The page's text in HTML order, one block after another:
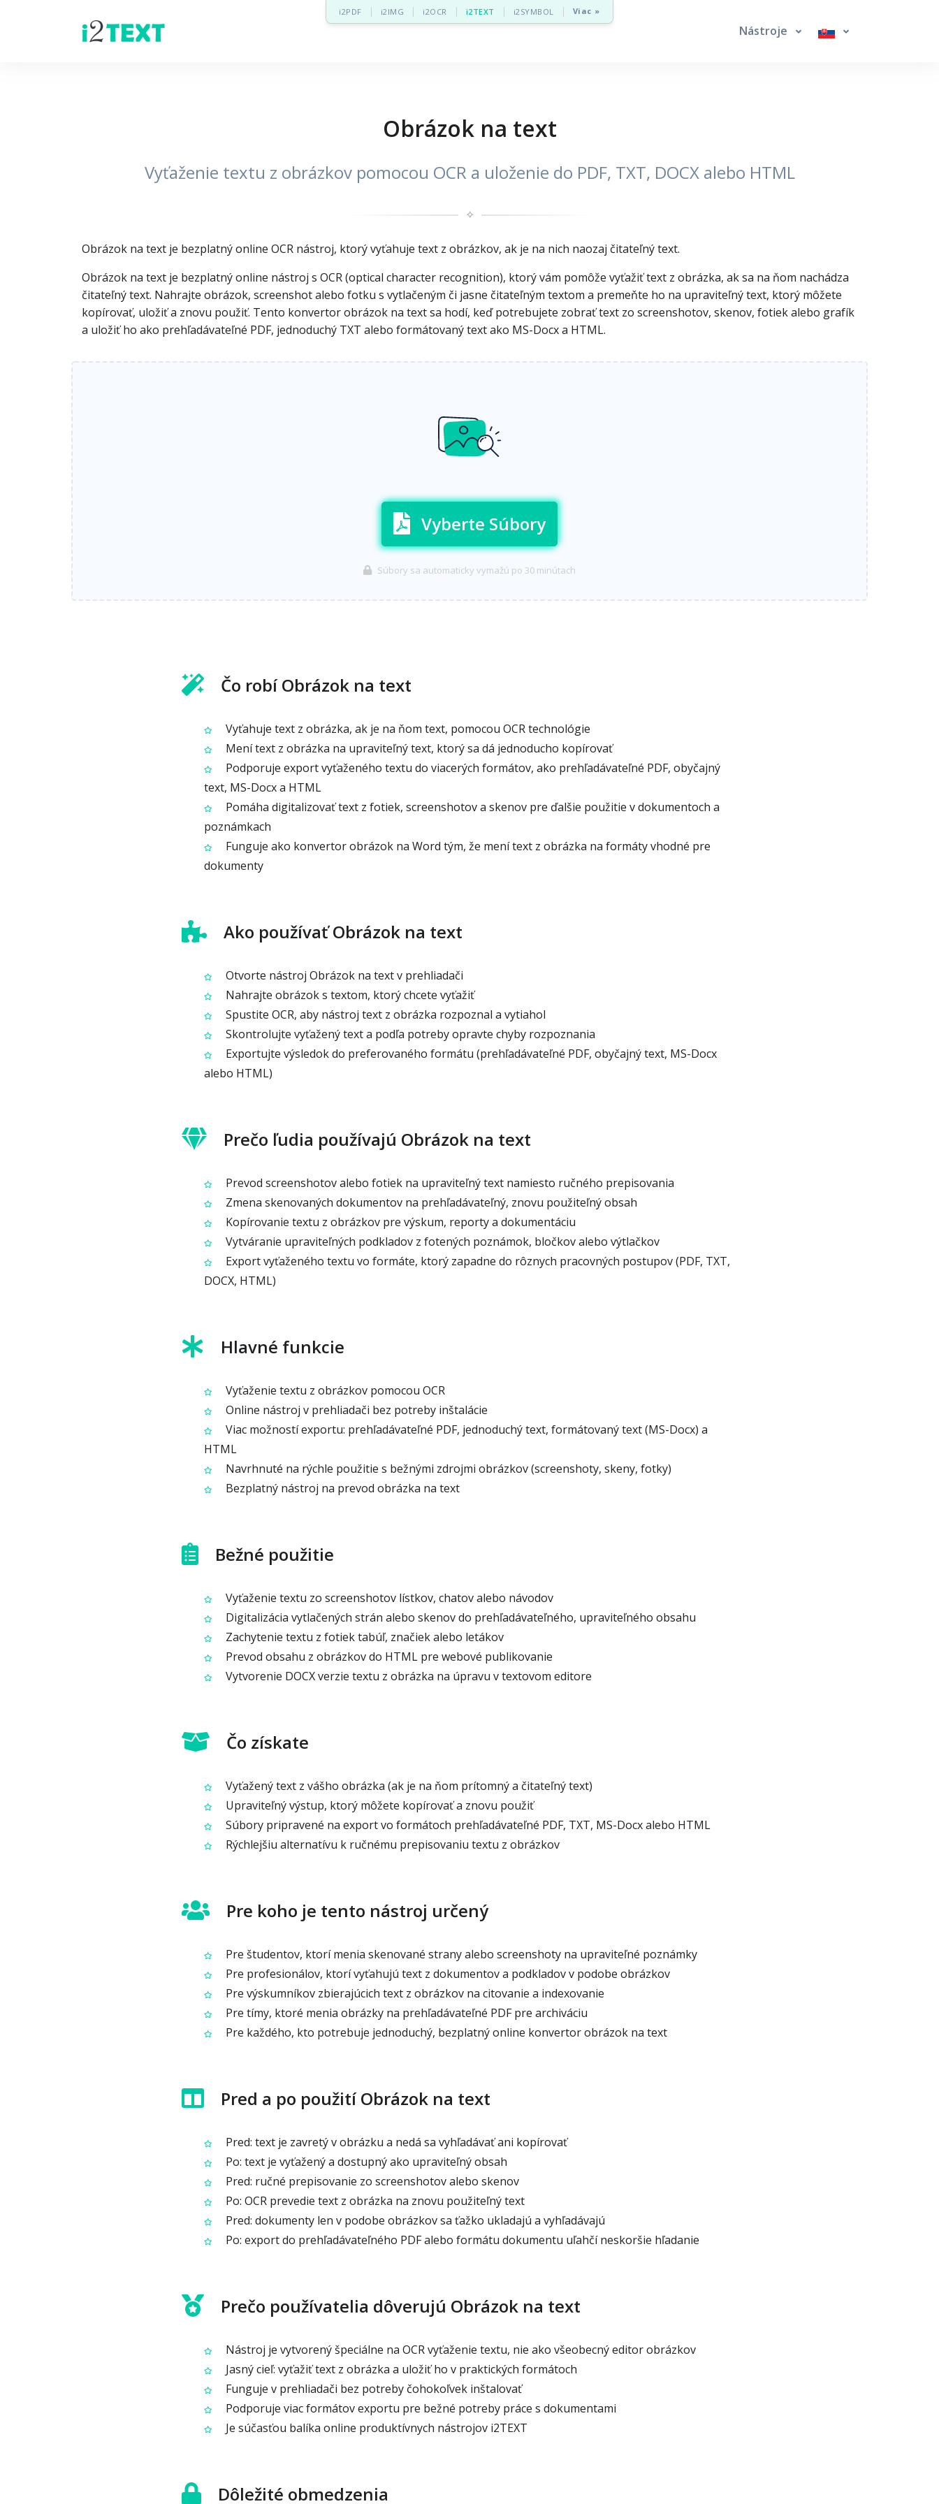
i2PDF i2IMG i2OCR i2TEXT i2SYMBOL Viac »
Nástroje
Obrázok na text
Vyťaženie textu z obrázkov pomocou OCR a uloženie do PDF, TXT, DOCX alebo HTML
✧
Obrázok na text je bezplatný online OCR nástroj, ktorý vyťahuje text z obrázkov, ak je na nich naozaj čitateľný text.
Obrázok na text je bezplatný online nástroj s OCR (optical character recognition), ktorý vám pomôže vyťažiť text z obrázka, ak sa na ňom nachádza
čitateľný text. Nahrajte obrázok, screenshot alebo fotku s vytlačeným či jasne čitateľným textom a premeňte ho na upraviteľný text, ktorý môžete
kopírovať, uložiť a znovu použiť. Tento konvertor obrázok na text sa hodí, keď potrebujete zobrať text zo screenshotov, skenov, fotiek alebo grafík
a uložiť ho ako prehľadávateľné PDF, jednoduchý TXT alebo formátovaný text ako MS-Docx a HTML.
Vyberte Súbory
Súbory sa automaticky vymažú po 30 minútach
Čo robí Obrázok na text
Vyťahuje text z obrázka, ak je na ňom text, pomocou OCR technológie
Mení text z obrázka na upraviteľný text, ktorý sa dá jednoducho kopírovať
Podporuje export vyťaženého textu do viacerých formátov, ako prehľadávateľné PDF, obyčajný
text, MS-Docx a HTML
Pomáha digitalizovať text z fotiek, screenshotov a skenov pre ďalšie použitie v dokumentoch a
poznámkach
Funguje ako konvertor obrázok na Word tým, že mení text z obrázka na formáty vhodné pre
dokumenty
Ako používať Obrázok na text
Otvorte nástroj Obrázok na text v prehliadači
Nahrajte obrázok s textom, ktorý chcete vyťažiť
Spustite OCR, aby nástroj text z obrázka rozpoznal a vytiahol
Skontrolujte vyťažený text a podľa potreby opravte chyby rozpoznania
Exportujte výsledok do preferovaného formátu (prehľadávateľné PDF, obyčajný text, MS-Docx
alebo HTML)
Prečo ľudia používajú Obrázok na text
Prevod screenshotov alebo fotiek na upraviteľný text namiesto ručného prepisovania
Zmena skenovaných dokumentov na prehľadávateľný, znovu použiteľný obsah
Kopírovanie textu z obrázkov pre výskum, reporty a dokumentáciu
Vytváranie upraviteľných podkladov z fotených poznámok, bločkov alebo výtlačkov
Export vyťaženého textu vo formáte, ktorý zapadne do rôznych pracovných postupov (PDF, TXT,
DOCX, HTML)
Hlavné funkcie
Vyťaženie textu z obrázkov pomocou OCR
Online nástroj v prehliadači bez potreby inštalácie
Viac možností exportu: prehľadávateľné PDF, jednoduchý text, formátovaný text (MS-Docx) a
HTML
Navrhnuté na rýchle použitie s bežnými zdrojmi obrázkov (screenshoty, skeny, fotky)
Bezplatný nástroj na prevod obrázka na text
Bežné použitie
Vyťaženie textu zo screenshotov lístkov, chatov alebo návodov
Digitalizácia vytlačených strán alebo skenov do prehľadávateľného, upraviteľného obsahu
Zachytenie textu z fotiek tabúľ, značiek alebo letákov
Prevod obsahu z obrázkov do HTML pre webové publikovanie
Vytvorenie DOCX verzie textu z obrázka na úpravu v textovom editore
Čo získate
Vyťažený text z vášho obrázka (ak je na ňom prítomný a čitateľný text)
Upraviteľný výstup, ktorý môžete kopírovať a znovu použiť
Súbory pripravené na export vo formátoch prehľadávateľné PDF, TXT, MS-Docx alebo HTML
Rýchlejšiu alternatívu k ručnému prepisovaniu textu z obrázkov
Pre koho je tento nástroj určený
Pre študentov, ktorí menia skenované strany alebo screenshoty na upraviteľné poznámky
Pre profesionálov, ktorí vyťahujú text z dokumentov a podkladov v podobe obrázkov
Pre výskumníkov zbierajúcich text z obrázkov na citovanie a indexovanie
Pre tímy, ktoré menia obrázky na prehľadávateľné PDF pre archiváciu
Pre každého, kto potrebuje jednoduchý, bezplatný online konvertor obrázok na text
Pred a po použití Obrázok na text
Pred: text je zavretý v obrázku a nedá sa vyhľadávať ani kopírovať
Po: text je vyťažený a dostupný ako upraviteľný obsah
Pred: ručné prepisovanie zo screenshotov alebo skenov
Po: OCR prevedie text z obrázka na znovu použiteľný text
Pred: dokumenty len v podobe obrázkov sa ťažko ukladajú a vyhľadávajú
Po: export do prehľadávateľného PDF alebo formátu dokumentu uľahčí neskoršie hľadanie
Prečo používatelia dôverujú Obrázok na text
Nástroj je vytvorený špeciálne na OCR vyťaženie textu, nie ako všeobecný editor obrázkov
Jasný cieľ: vyťažiť text z obrázka a uložiť ho v praktických formátoch
Funguje v prehliadači bez potreby čohokoľvek inštalovať
Podporuje viac formátov exportu pre bežné potreby práce s dokumentami
Je súčasťou balíka online produktívnych nástrojov i2TEXT
Dôležité obmedzenia